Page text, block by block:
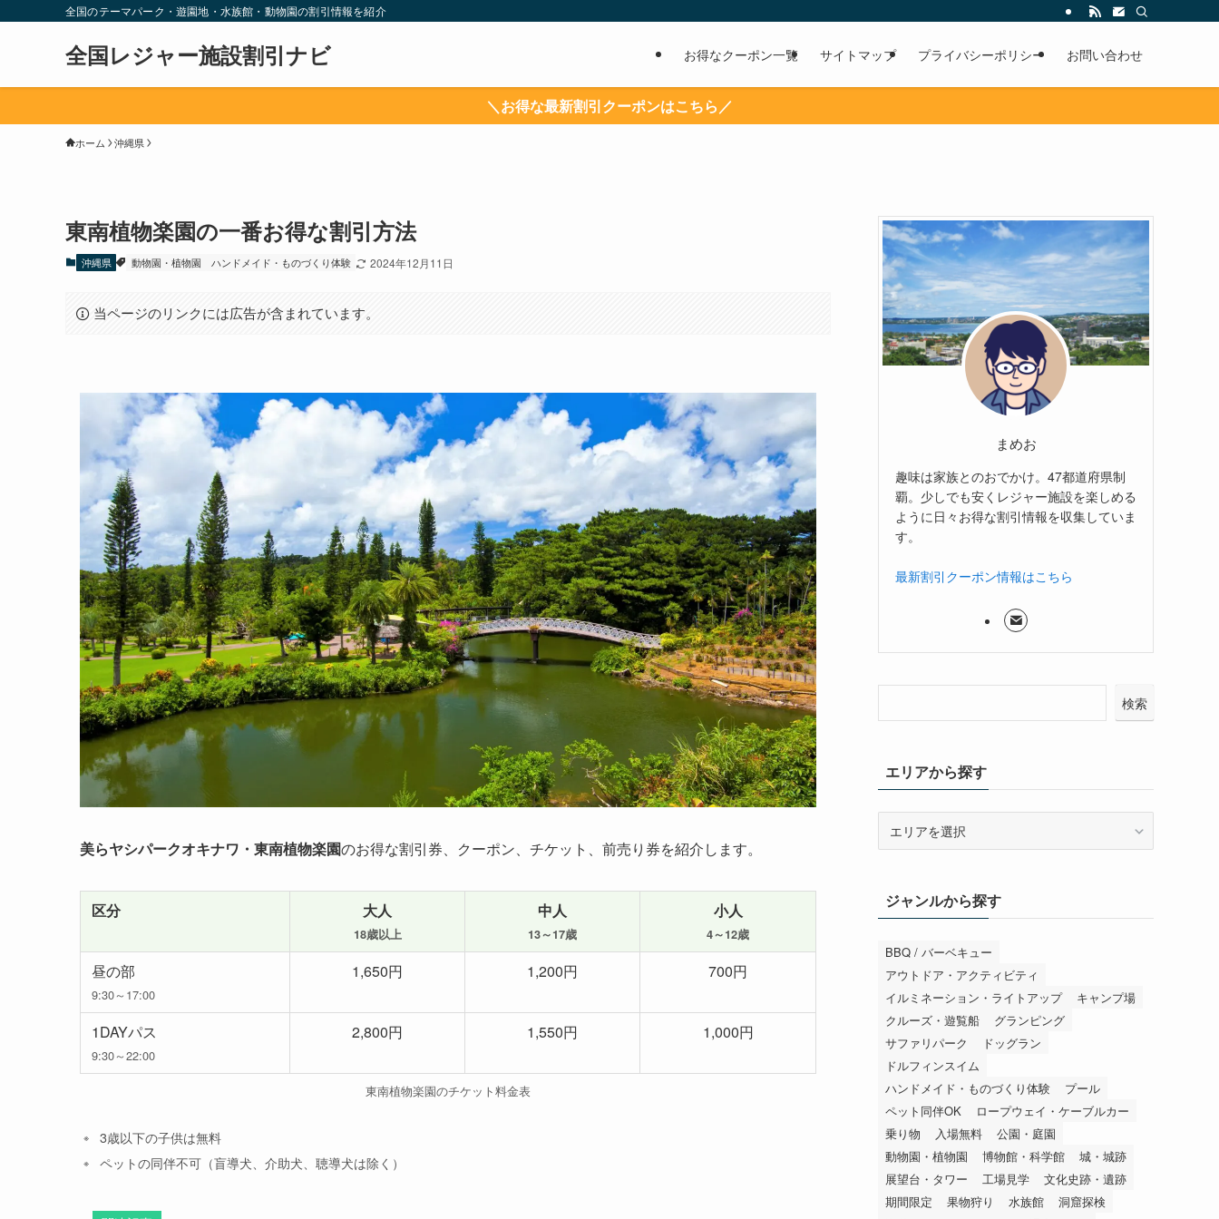
全国のテーマパーク・遊園地・水族館・動物園の割引情報を紹介
全国レジャー施設割引ナビ お得なクーポン一覧 サイトマップ プライバシーポリシー お問い合わせ
＼お得な最新割引クーポンはこちら／
ホーム 沖縄県
東南植物楽園の一番お得な割引方法
沖縄県 動物園・植物園 ハンドメイド・ものづくり体験 2024年12月11日
当ページのリンクには広告が含まれています。
美らヤシパークオキナワ・東南植物楽園のお得な割引券、クーポン、チケット、前売り券を紹介します。
区分 大人
18歳以上
中人
13～17歳
小人
4～12歳
昼の部
9:30～17:00
1,650円 1,200円 700円
1DAYパス
9:30～22:00
2,800円 1,550円 1,000円
東南植物楽園のチケット料金表
3歳以下の子供は無料
ペットの同伴不可（盲導犬、介助犬、聴導犬は除く）
まめお
趣味は家族とのおでかけ。47都道府県制
覇。少しでも安くレジャー施設を楽しめる
ように日々お得な割引情報を収集していま
す。
最新割引クーポン情報はこちら
検索
エリアから探す
ら
探
ジャンルから探す
BBQ / バーベキュー
アウトドア・アクティビティ
イルミネーション・ライトアップ
キャンプ場
クルーズ・遊覧船
グランピング
サファリパーク
ドッグラン
ドルフィンスイム
ハンドメイド・ものづくり体験
プール
ペット同伴OK
ロープウェイ・ケーブルカー
乗り物
入場無料
公園・庭園
動物園・植物園
博物館・科学館
城・城跡
展望台・タワー
工場見学
文化史跡・遺跡
期間限定
果物狩り 水族館
洞窟探検